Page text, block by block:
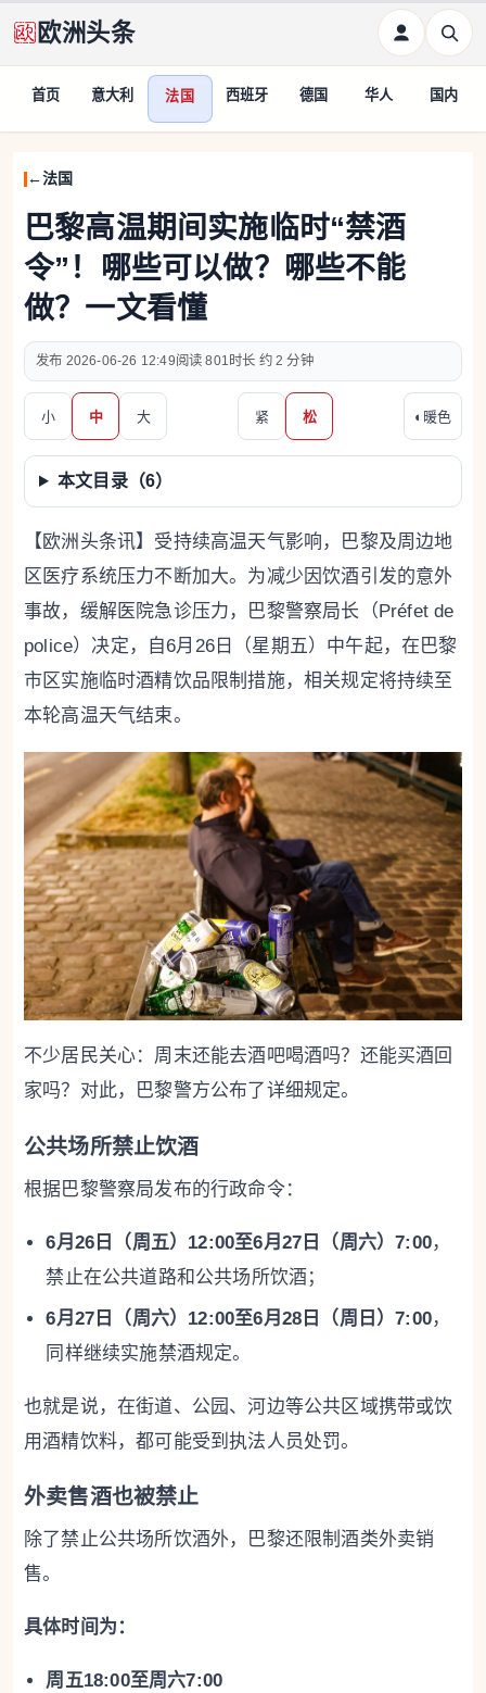
欧洲头条
首页 意大利 法国 西班牙 德国 华人 国内
法国
巴黎高温期间实施临时“禁酒
令”！哪些可以做？哪些不能
做？一文看懂
2026-06-26 12:49 801 约 2 分钟
小 中 大 紧 松 ◐ 暖色
本文目录（6）
【欧洲头条讯】受持续高温天气影响，巴黎及周边地
区医疗系统压力不断加大。为减少因饮酒引发的意外
事故，缓解医院急诊压力，巴黎警察局长（Préfet de
police）决定，自6月26日（星期五）中午起，在巴黎
市区实施临时酒精饮品限制措施，相关规定将持续至
本轮高温天气结束。
不少居民关心：周末还能去酒吧喝酒吗？还能买酒回
家吗？对此，巴黎警方公布了详细规定。
公共场所禁止饮酒
根据巴黎警察局发布的行政命令：
6月26日（周五）12:00至6月27日（周六）7:00，
禁止在公共道路和公共场所饮酒；
6月27日（周六）12:00至6月28日（周日）7:00，
同样继续实施禁酒规定。
也就是说，在街道、公园、河边等公共区域携带或饮
用酒精饮料，都可能受到执法人员处罚。
外卖售酒也被禁止
除了禁止公共场所饮酒外，巴黎还限制酒类外卖销
售。
具体时间为：
周五18:00至周六7:00